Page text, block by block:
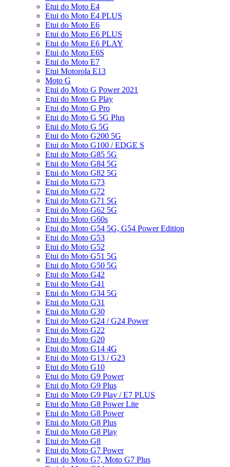
Etui do Moto E4
Etui do Moto E4 PLUS
Etui do Moto E6
Etui do Moto E6 PLUS
Etui do Moto E6 PLAY
Etui do Moto E6S
Etui do Moto E7
Etui Motorola E13
Moto G
Etui do Moto G Power 2021
Etui do Moto G Play
Etui do Moto G Pro
Etui do Moto G 5G Plus
Etui do Moto G 5G
Etui do Moto G200 5G
Etui do Moto G100 / EDGE S
Etui do Moto G85 5G
Etui do Moto G84 5G
Etui do Moto G82 5G
Etui do Moto G73
Etui do Moto G72
Etui do Moto G71 5G
Etui do Moto G62 5G
Etui do Moto G60s
Etui do Moto G54 5G, G54 Power Edition
Etui do Moto G53
Etui do Moto G52
Etui do Moto G51 5G
Etui do Moto G50 5G
Etui do Moto G42
Etui do Moto G41
Etui do Moto G34 5G
Etui do Moto G31
Etui do Moto G30
Etui do Moto G24 / G24 Power
Etui do Moto G22
Etui do Moto G20
Etui do Moto G14 4G
Etui do Moto G13 / G23
Etui do Moto G10
Etui do Moto G9 Power
Etui do Moto G9 Plus
Etui do Moto G9 Play / E7 PLUS
Etui do Moto G8 Power Lite
Etui do Moto G8 Power
Etui do Moto G8 Plus
Etui do Moto G8 Play
Etui do Moto G8
Etui do Moto G7 Power
Etui do Moto G7, Moto G7 Plus